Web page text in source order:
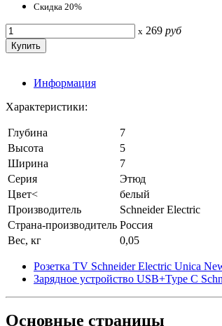
Скидка 20%
x 269 руб
Информация
Характеристики:
Глубина
7
Высота
5
Ширина
7
Серия
Этюд
Цвет<
белый
Производитель
Schneider Electric
Страна-производитель Россия
Вес, кг
0,05
Розетка TV Schneider Electric Unica
Зарядное устройство USB+Type C
Основные страницы